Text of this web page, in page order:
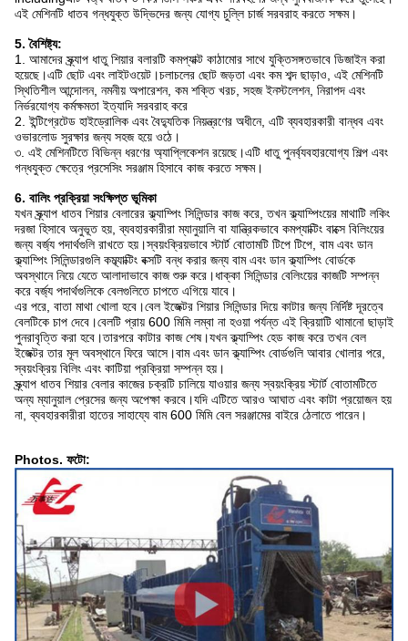
এই মেশিনটি ধাতব গন্ধযুক্ত উদ্ভিদের জন্য যোগ্য চুল্লি চার্জ সরবরাহ করতে সক্ষম।
5. বৈশিষ্ট্য:
1. আমাদের স্ক্র্যাপ ধাতু শিয়ার বলারটি কমপ্যাক্ট কাঠামোর সাথে যুক্তিসঙ্গতভাবে ডিজাইন করা
হয়েছে।এটি ছোট এবং লাইটওয়েট।চলাচলের ছোট জড়তা এবং কম শব্দ ছাড়াও, এই মেশিনটি
স্থিতিশীল আন্দোলন, নমনীয় অপারেশন, কম শক্তি খরচ, সহজ ইনস্টলেশন, নিরাপদ এবং
নির্ভরযোগ্য কর্মক্ষমতা ইত্যাদি সরবরাহ করে
2. ইন্টিগ্রেটেড হাইড্রোলিক এবং বৈদ্যুতিক নিয়ন্ত্রণের অধীনে, এটি ব্যবহারকারী বান্ধব এবং
ওভারলোড সুরক্ষার জন্য সহজ হয়ে ওঠে।
৩. এই মেশিনটিতে বিভিন্ন ধরণের অ্যাপ্লিকেশন রয়েছে।এটি ধাতু পুনর্ব্যবহারযোগ্য শিল্প এবং
গন্ধযুক্ত ক্ষেত্রে প্রসেসিং সরঞ্জাম হিসাবে কাজ করতে সক্ষম।
6. বালিং প্রক্রিয়া সংক্ষিপ্ত ভূমিকা
যখন স্ক্র্যাপ ধাতব শিয়ার বেলারের ক্ল্যাম্পিং সিলিন্ডার কাজ করে, তখন ক্ল্যাম্পিংয়ের মাথাটি লকিং
দরজা হিসাবে অনুভূত হয়, ব্যবহারকারীরা ম্যানুয়ালি বা যান্ত্রিকভাবে কমপ্যাক্টিং বাক্সে বিলিংয়ের
জন্য বর্জ্য পদার্থগুলি রাখতে হয়।স্বয়ংক্রিয়ভাবে স্টার্ট বোতামটি টিপে টিপে, বাম এবং ডান
ক্ল্যাম্পিং সিলিন্ডারগুলি কম্ব্যাক্টিং বক্সটি বন্ধ করার জন্য বাম এবং ডান ক্ল্যাম্পিং বোর্ডকে
অবস্থানে নিয়ে যেতে আলাদাভাবে কাজ শুরু করে।ধাক্কা সিলিন্ডার বেলিংয়ের কাজটি সম্পন্ন
করে বর্জ্য পদার্থগুলিকে বেলগুলিতে চাপতে এগিয়ে যাবে।
এর পরে, বাতা মাথা খোলা হবে।বেল ইজেক্টর শিয়ার সিলিন্ডার দিয়ে কাটার জন্য নির্দিষ্ট দূরত্বে
বেলটিকে চাপ দেবে।বেলটি প্রায় 600 মিমি লম্বা না হওয়া পর্যন্ত এই ক্রিয়াটি থামানো ছাড়াই
পুনরাবৃত্তি করা হবে।তারপরে কাটার কাজ শেষ।যখন ক্ল্যাম্পিং হেড কাজ করে তখন বেল
ইজেক্টর তার মূল অবস্থানে ফিরে আসে।বাম এবং ডান ক্ল্যাম্পিং বোর্ডগুলি আবার খোলার পরে,
স্বয়ংক্রিয় বিলিং এবং কাটিয়া প্রক্রিয়া সম্পন্ন হয়।
স্ক্র্যাপ ধাতব শিয়ার বেলার কাজের চক্রটি চালিয়ে যাওয়ার জন্য স্বয়ংক্রিয় স্টার্ট বোতামটিতে
অন্য ম্যানুয়াল প্রেসের জন্য অপেক্ষা করবে।যদি এটিতে আরও আঘাত এবং কাটা প্রয়োজন হয়
না, ব্যবহারকারীরা হাতের সাহায্যে বাম 600 মিমি বেল সরঞ্জামের বাইরে ঠেলাতে পারেন।
Photos. ফটো: